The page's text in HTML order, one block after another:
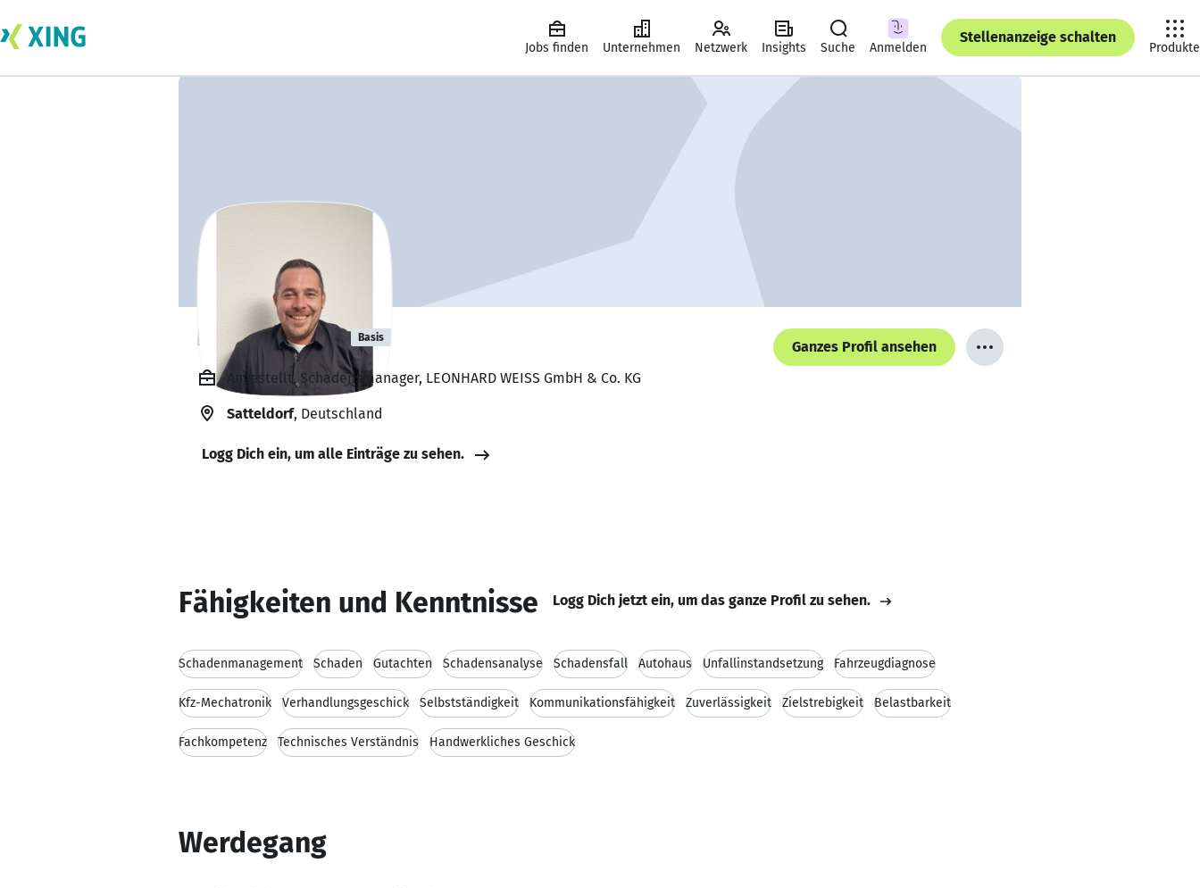
Jobs finden Unternehmen Netzwerk Insights Suche Anmelden
Stellenanzeige schalten
Produkte
Pascal Scheu Basis
Ganzes Profil ansehen
Angestellt, Schadensmanager, LEONHARD WEISS GmbH & Co. KG
Satteldorf, Deutschland
Logg Dich ein, um alle Einträge zu sehen.
Fähigkeiten und Kenntnisse Logg Dich jetzt ein, um das ganze Profil zu sehen.
Schadenmanagement Schaden Gutachten Schadensanalyse Schadensfall Autohaus Unfallinstandsetzung Fahrzeugdiagnose
Kfz-Mechatronik Verhandlungsgeschick Selbstständigkeit Kommunikationsfähigkeit Zuverlässigkeit Zielstrebigkeit Belastbarkeit
Fachkompetenz Technisches Verständnis Handwerkliches Geschick
Werdegang